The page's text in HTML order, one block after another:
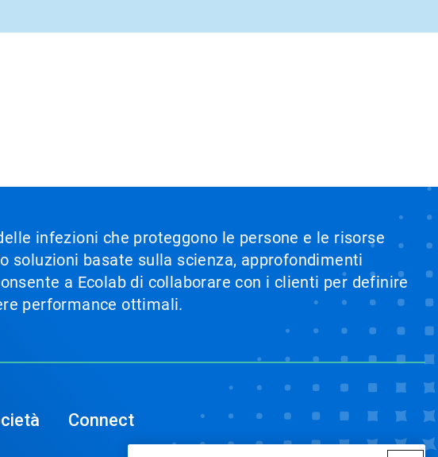
infezioni che proteggono le persone e le risorse
soluzioni basate sulla scienza, approfondimenti
a Ecolab di collaborare con i clienti per definire
performance ottimali.
Connect